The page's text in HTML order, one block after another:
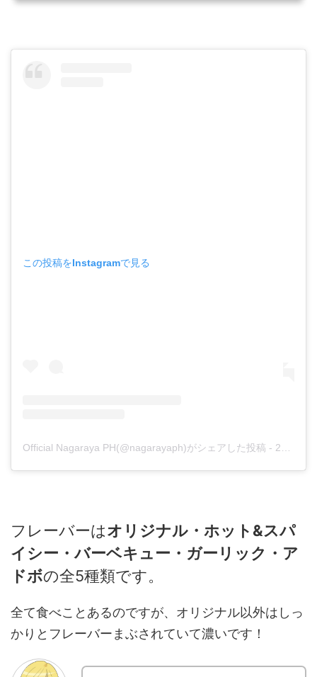
この投稿をInstagramで見る
Official Nagaraya PH(@nagarayaph)がシェアした投稿 - 2018年 5月月20日午後6時56分PDT
フレーバーはオリジナル・ホット&スパ
イシー・バーベキュー・ガーリック・ア
ドボの全5種類です。
全て食べことあるのですが、オリジナル以外はしっ
かりとフレーバーまぶされていて濃いです！